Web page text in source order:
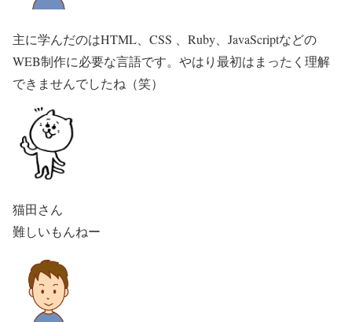
主に学んだのはHTML、CSS 、Ruby、JavaScriptなどの
WEB制作に必要な言語です。やはり最初はまったく理解
できませんでしたね（笑）
猫田さん
難しいもんねー